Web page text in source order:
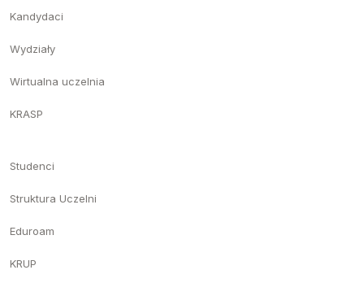
Kandydaci
Wydziały
Wirtualna uczelnia
KRASP
Studenci
Struktura Uczelni
Eduroam
KRUP